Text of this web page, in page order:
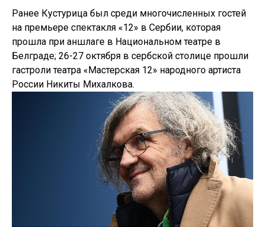
Ранее Кустурица был среди многочисленных гостей
на премьере спектакля «12» в Сербии, которая
прошла при аншлаге в Национальном театре в
Белграде; 26-27 октября в сербской столице прошли
гастроли театра «Мастерская 12» народного артиста
России Никиты Михалкова.